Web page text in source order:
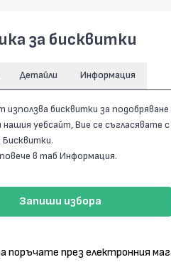
да поръчам
поръчате през електронния
за бисквитки
Детайли Информация
използва бисквитки за
нашия уебсайт, Вие се
в таб Информация.
Запиши избора